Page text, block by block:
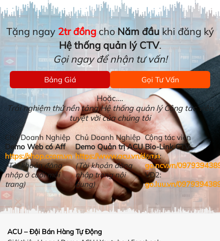
Tặng ngay 2tr đồngcho Năm đầu khi đăng ký
Hệ thống quản lý CTV.
Gọi ngay để nhận tư vấn!
Bảng Giá Gọi Tư Vấn
Hoặc….
Trải nghiệm thử nền tảng Hệ thống quản lý Cộng tác viên
tuyệt vời của chúng tôi
Chủ Doanh Nghiệp
Demo Web có Aff
https://shop.ccom.vn
(Tài khoản đăng
nhập ở cuối mỗi
trang)
Chủ Doanh Nghiệp
Demo Quản trị ACU
https://www.acu.vn/demo
(Tài khoản đăng
nhập trong nội
dung)
Cộng tác viên
Bio-Link CTV
VD1:
go.ncv.vn/
VD2:
go.luu.vn/
ACU – Đội Bán Hàng Tự Động